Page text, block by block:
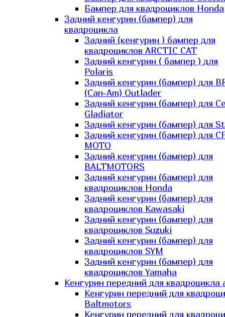
Бампер для квадроциклов Honda
Задний кенгурин (бампер) для
квадроцикла
Задний (кенгурин ) бампер для
квадроциклов ARCTIC CAT
Задний кенгурин ( бампер ) для
Polaris
Задний кенгурин (бампер) для
(Can-Am) Outlader
Задний кенгурин (бампер) для
Gladiator
Задний кенгурин (бампер) для
Задний кенгурин (бампер) для
MOTO
Задний кенгурин (бампер) для
BALTMOTORS
Задний кенгурин (бампер) для
квадроциклов Honda
Задний кенгурин (бампер) для
квадроциклов Kawasaki
Задний кенгурин (бампер) для
квадроциклов Suzuki
Задний кенгурин (бампер) для
квадроциклов SYM
Задний кенгурин (бампер) для
квадроциклов Yamaha
Кенгурин передний для квадроцикла
Кенгурин передний для
Baltmotors
Кенгурин передний для